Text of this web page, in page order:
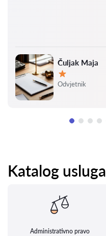
Čuljak Maja
Ocjena:
Odvjetnik
Katalog usluga
Administrativno pravo